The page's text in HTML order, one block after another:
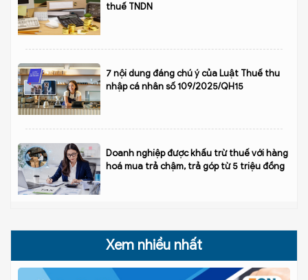
thuế TNDN
7 nội dung đáng chú ý của Luật Thuế thu
nhập cá nhân số 109/2025/QH15
Doanh nghiệp được khấu trừ thuế với hàng
hoá mua trả chậm, trả góp từ 5 triệu đồng
Xem nhiều nhất